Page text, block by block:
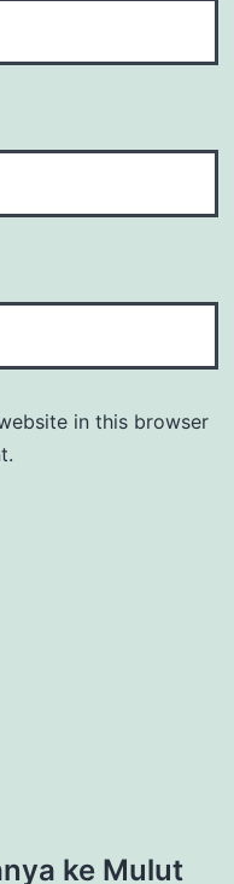
in this browser
ke Mulut